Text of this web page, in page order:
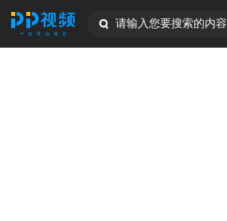
请输入您要搜索的内容